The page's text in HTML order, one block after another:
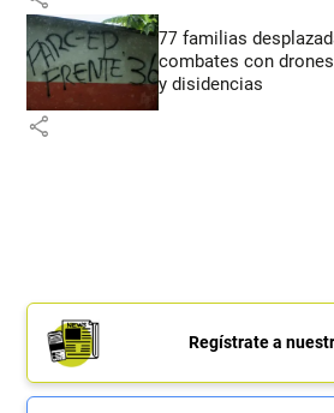
77 familias
combates con
y disidencias
share
Regístrate a